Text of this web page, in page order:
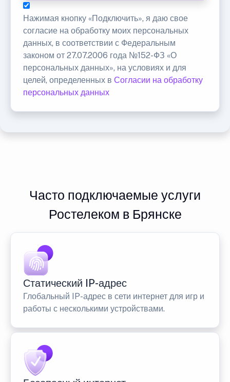
Нажимая кнопку «Подключить», я даю свое
согласие на обработку моих персональных
данных, в соответствии с Федеральным
законом от 27.07.2006 года №152-ФЗ «О
персональных данных», на условиях и для
целей, определенных в Согласии на обработку
персональных данных
Часто подключаемые услуги
Ростелеком в Брянске
Статический IP-адрес
Глобальный IP-адрес в сети интернет для игр и
работы с несколькими устройствами.